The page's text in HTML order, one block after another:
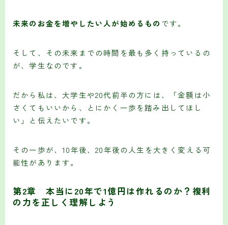
未来のお金を増やしたい人が始めるもの です。
そして、その未来までの時間を最も多く持っているの
が、学生なのです。
だから私は、大学生や20代前半の方には、「金額は小
さくてもいいから、とにかく一歩を踏み出してほし
い」と伝えたいです。
その一歩が、10年後、20年後の人生を大きく変える可
能性があります。
第2章 本当に20年で1億円は作れるのか？複利
の力を正しく理解しよう